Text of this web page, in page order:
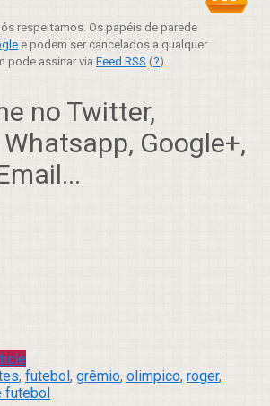
respeitamos. Os papéis de parede
e podem ser cancelados a qualquer
pode assinar via Feed RSS (?).
no Twitter,
Google+,
, futebol, grêmio, olimpico, roger,
futebol